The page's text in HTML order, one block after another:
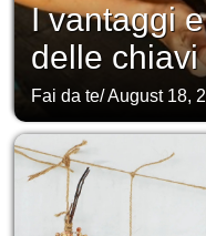
I vantaggi
delle
Fai da te/August 18,